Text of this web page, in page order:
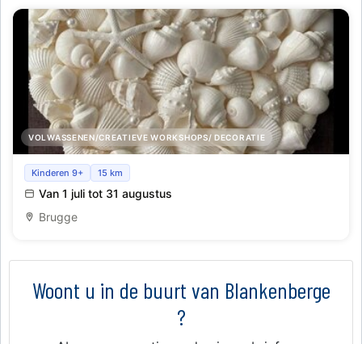
VOLWASSENEN/CREATIEVE WORKSHOPS/ DECORATIE
Creatief zijn met zeeschelpen
Kinderen 9+ 15 km
Van 1 juli tot 31 augustus
Brugge
Woont u in de buurt van Blankenberge
?